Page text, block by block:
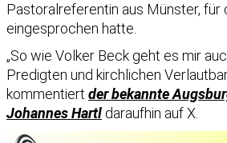
Pastoralreferentin aus Münster, für
eingesprochen hatte.
„So wie Volker Beck geht es mir
Predigten und kirchlichen
kommentiert der bekannte
Johannes Hartl daraufhin auf X.